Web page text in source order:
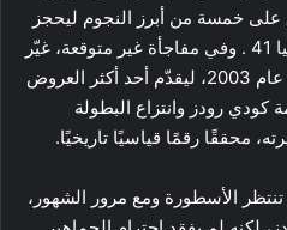
على خمسة من أبرز النجوم ليحجز
مكانه في الحدث الكبير راسلمانيا 41 . وفي مفاجأة غير متوقعة، غيّر
سينا شخصيته للمرة الأولى منذ عام 2003، ليقدّم أحد أكثر العروض
كودي رودز وانتزاع البطولة
محققًا رقمًا قياسيًا تاريخيًا.
الأسطورة ومع مرور الشهور،